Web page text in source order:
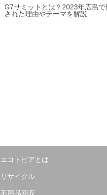
G7サミットとは？2023年広島で
された理由やテーマを解説
エコトピアとは
リサイクル
不用品回収